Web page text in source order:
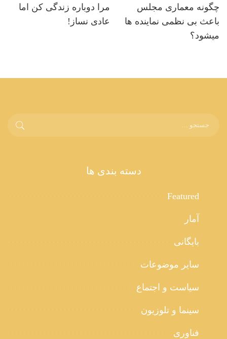
چگونه معماری مجلس
باعث بی نظمی نماینده ها
میشود؟
مرا دوباره زندگی کن اما
عادی نساز!
دسته بندی ها
Featured
آمار
بایگانی
سایر موضوعات
سیاست و اجتماع
سینما و تلوزیون
فناوری